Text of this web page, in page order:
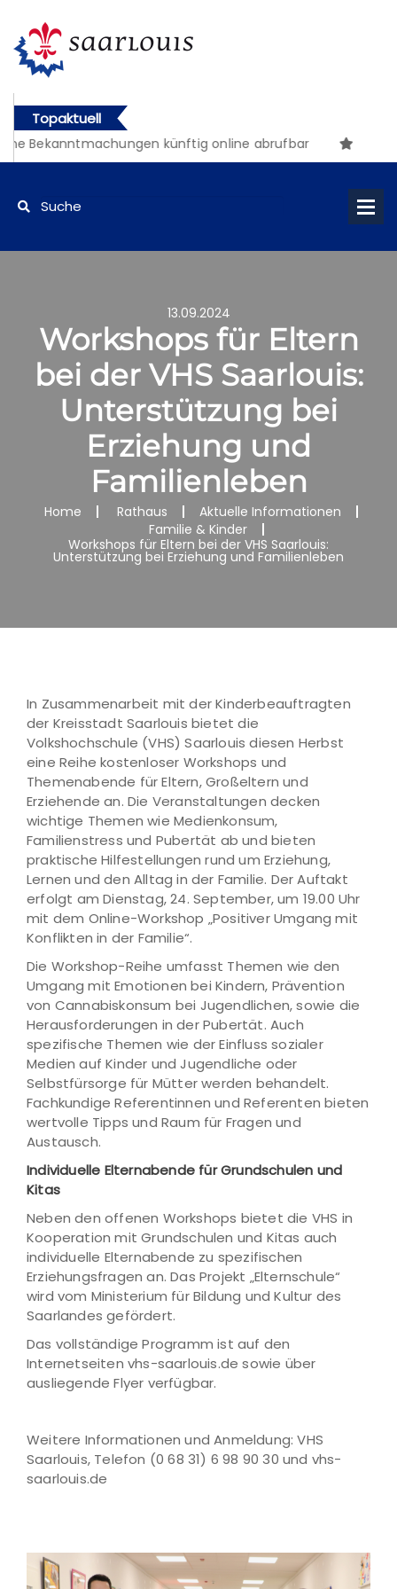
Topaktuell
Bekanntmachungen künftig online abrufbar
13.09.2024
Workshops für Eltern
bei der VHS Saarlouis:
Unterstützung bei
Erziehung und
Familienleben
Home Rathaus
Aktuelle Informationen
Familie & Kinder
Workshops für Eltern bei der VHS Saarlouis:
Unterstützung bei Erziehung und Familienleben
In Zusammenarbeit mit der Kinderbeauftragten
der Kreisstadt Saarlouis bietet die
Volkshochschule (VHS) Saarlouis diesen Herbst
eine Reihe kostenloser Workshops und
Themenabende für Eltern, Großeltern und
Erziehende an. Die Veranstaltungen decken
wichtige Themen wie Medienkonsum,
Familienstress und Pubertät ab und bieten
praktische Hilfestellungen rund um Erziehung,
Lernen und den Alltag in der Familie. Der Auftakt
erfolgt am Dienstag, 24. September, um 19.00 Uhr
mit dem Online-Workshop „Positiver Umgang mit
Konflikten in der Familie“.
Die Workshop-Reihe umfasst Themen wie den
Umgang mit Emotionen bei Kindern, Prävention
von Cannabiskonsum bei Jugendlichen, sowie die
Herausforderungen in der Pubertät. Auch
spezifische Themen wie der Einfluss sozialer
Medien auf Kinder und Jugendliche oder
Selbstfürsorge für Mütter werden behandelt.
Fachkundige Referentinnen und Referenten bieten
wertvolle Tipps und Raum für Fragen und
Austausch.
Individuelle Elternabende für Grundschulen und
Kitas
Neben den offenen Workshops bietet die VHS in
Kooperation mit Grundschulen und Kitas auch
individuelle Elternabende zu spezifischen
Erziehungsfragen an. Das Projekt „Elternschule“
wird vom Ministerium für Bildung und Kultur des
Saarlandes gefördert.
Das vollständige Programm ist auf den
Internetseiten vhs-saarlouis.de sowie über
ausliegende Flyer verfügbar.
Weitere Informationen und Anmeldung: VHS
Saarlouis, Telefon (0 68 31) 6 98 90 30 und vhs-
saarlouis.de